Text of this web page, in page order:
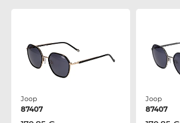
Joop
87407
Joop
87407